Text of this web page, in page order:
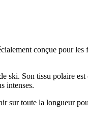
conçue pour
ski. Son tissu polaire
intenses.
sur toute la longueur